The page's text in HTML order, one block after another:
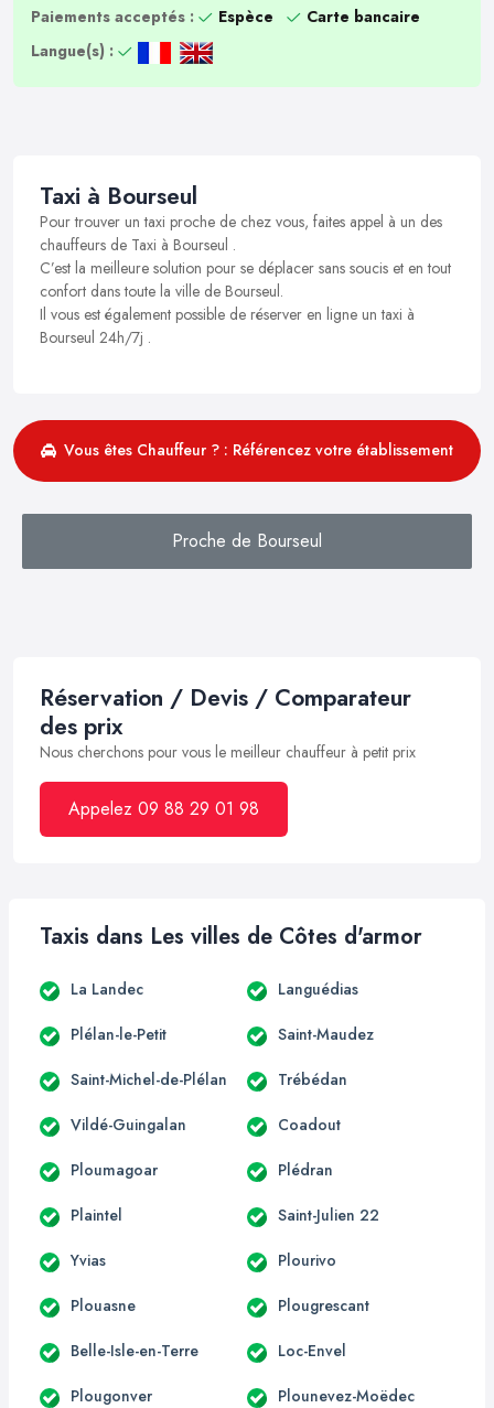
Paiements acceptés :
Espèce
Carte bancaire
Langue(s) :
Taxi à Bourseul
Pour trouver un taxi proche de chez vous, faites appel à un des
chauffeurs de Taxi à Bourseul .
C’est la meilleure solution pour se déplacer sans soucis et en tout
confort dans toute la ville de Bourseul.
Il vous est également possible de réserver en ligne un taxi à
Bourseul 24h/7j .
Vous êtes Chauffeur ? : Référencez votre établissement
Proche de Bourseul
Réservation / Devis / Comparateur
des prix
Nous cherchons pour vous le meilleur chauffeur à petit prix
Appelez 09 88 29 01 98
Taxis dans Les villes de Côtes d'armor
La Landec Languédias
Plélan-le-Petit Saint-Maudez
Saint-Michel-de-Plélan Trébédan
Vildé-Guingalan Coadout
Ploumagoar Plédran
Plaintel Saint-Julien 22
Yvias Plourivo
Plouasne Plougrescant
Belle-Isle-en-Terre Loc-Envel
Plougonver Plounevez-Moëdec